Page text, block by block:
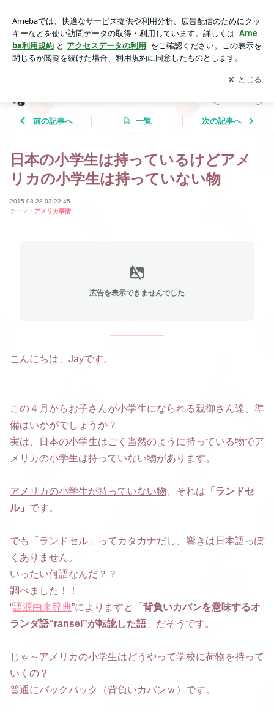
い物 | Tricolor Language
アプリをダウンロードして ブログの更新通知
を受け取りまし
ょう。
開く
前の記事へ 一覧 次の記事へ
日本の小学生は持っているけどアメ
リカの小学生は持っていない物
2015-03-28 03:22:45
テーマ： アメリカ事情
広告を表示できませんでした
こんにちは、Jayです。
この４月からお子さんが小学生になられる親御さん達、準
備はいかがでしょうか？
実は、日本の小学生はごく当然のように持っている物でア
メリカの小学生は持っていない物があります。
アメリカの小学生が持っていない物 、それは 「ランドセ
ル」 です。
でも「ランドセル」ってカタカナだし、響きは日本語っぽ
くありません。
いったい何語なんだ？？
調べました！！
“語源由来辞典”によりますと「 背負いカバンを意味するオ
ランダ語“ransel”が転訛した語」だそうです。
じゃ～アメリカの小学生はどうやって学校に荷物を持って
いくの？
普通にバックパック（背負いカバンｗ）です。